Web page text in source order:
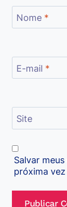
Nome *
E-mail *
Site
Salvar
próxima